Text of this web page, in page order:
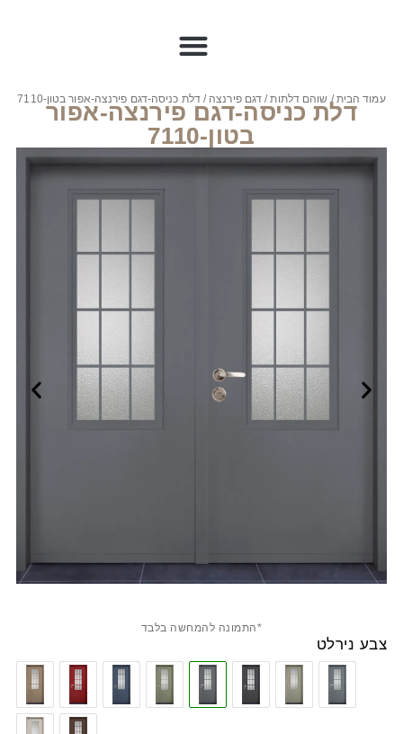
עמוד הבית/ שוהם דלתות/ דגם פירנצה / דלת כניסה-דגם פירנצה-אפור בטון-7110
דלת כניסה-דגם פירנצה-אפור
בטון-7110
*התמונה להמחשה בלבד
צבע נירלט